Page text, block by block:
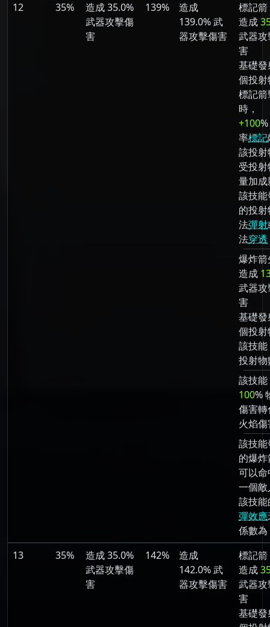
12
35%
造成 35.0%
武器攻擊傷
害
139%
造成
139.0% 武
器攻擊傷害
標記箭
造成
武器
害
基礎發
個投射
標記
時，
+100
率標記
該投
受投
量加
該技
的投
法彈射
法穿透
爆炸
造成
武器
害
基礎
個投射
該技能
投射
該技能
100%
傷害
火焰
該技
的爆
可以
一個敵
該技能
彈效應
係數為
13
35%
造成 35.0%
武器攻擊傷
害
142%
造成
142.0% 武
器攻擊傷害
標記箭
造成
武器
害
基礎發